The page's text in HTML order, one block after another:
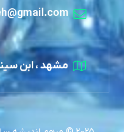
مشهد ، ابن سینا 3 ، ساختمان اویدنس